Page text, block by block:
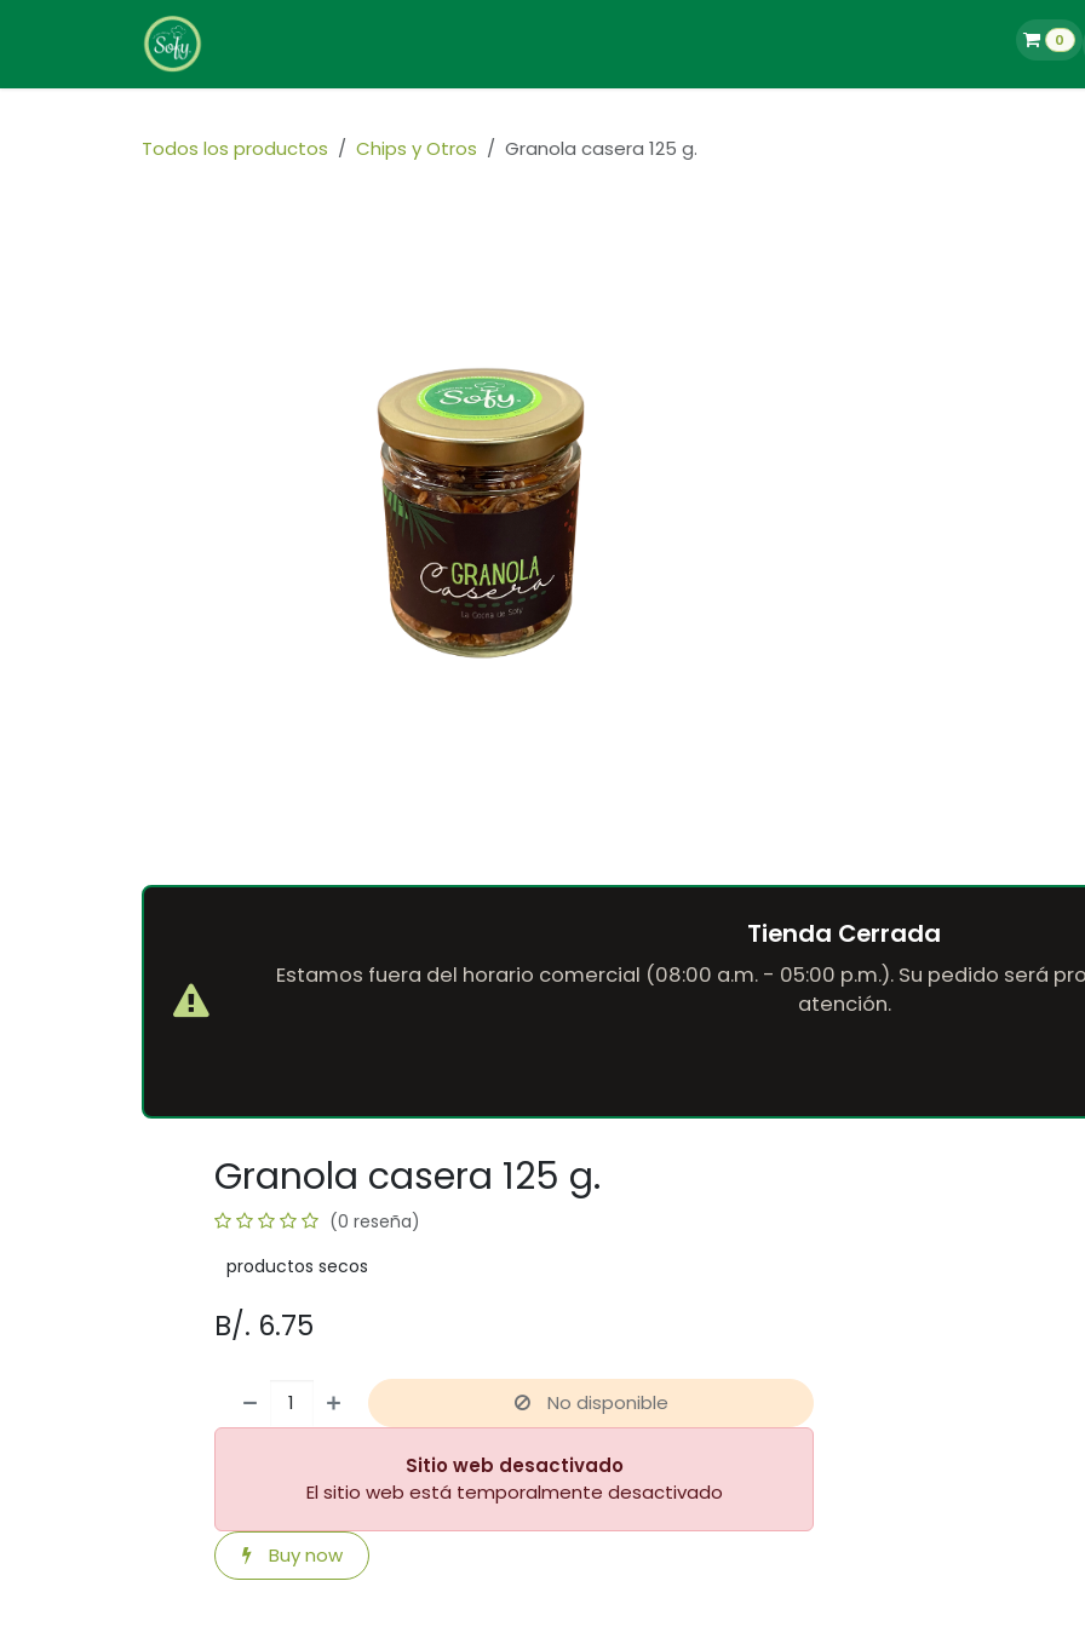
Empleos
0
Todos los productos Chips y Otros Granola casera 125 g.
Tienda Cerrada
Estamos fuera del horario comercial (08:00 a.m. - 05:00 p.m.). Su pedido será
atención.
Granola casera 125 g.
(0 reseña)
productos secos
B/. 6.75
No disponible
Sitio web desactivado
El sitio web está temporalmente desactivado
Buy now